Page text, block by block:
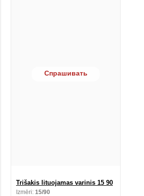
Спрашивать
Trišakis lituojamas varinis 15 90
Izmēri: 15/90